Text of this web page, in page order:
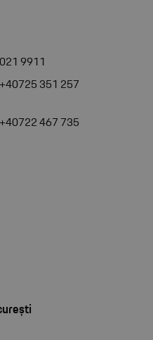
021 9911
+40725 351 257
+40722 467 735